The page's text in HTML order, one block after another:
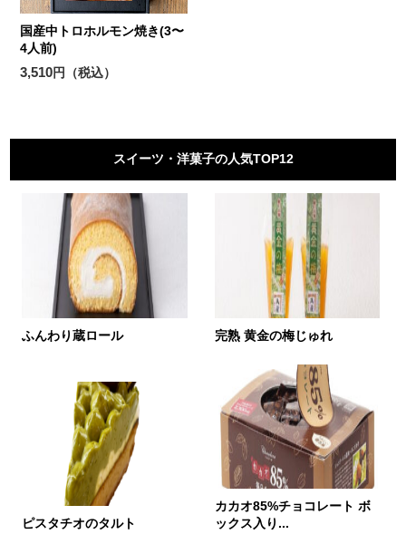
国産中トロホルモン焼き(3〜
4人前)
3,510円（税込）
スイーツ・洋菓子の人気TOP12
ふんわり蔵ロール 完熟 黄金の梅じゅれ
ピスタチオのタルト
カカオ85%チョコレート ボ
ックス入り...